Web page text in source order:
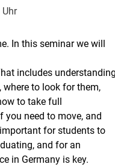
In this seminar we will
includes
to look for them,
to take full
need to move, and
for students to
and for an
in Germany is key.